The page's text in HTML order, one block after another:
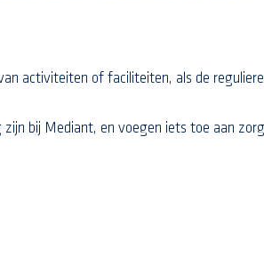
activiteiten of faciliteiten, als de
bij Mediant, en voegen iets toe aan